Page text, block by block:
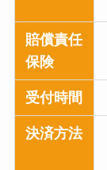
賠償責任
保険
受付時間
決済方法